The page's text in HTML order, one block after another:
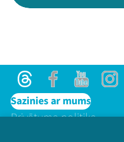
ThreadsFacebookYoutube
Sazinies ar mums
Privātuma politika